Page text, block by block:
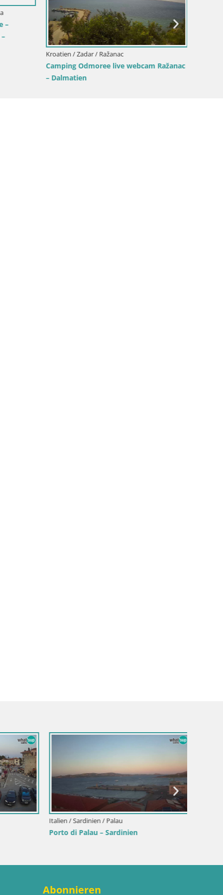
–
Kroatien / Zadar / Ražanac
Camping Odmoree live webcam Ražanac
– Dalmatien
Italien / Sardinien / Palau
Porto di Palau – Sardinien
Abonnieren